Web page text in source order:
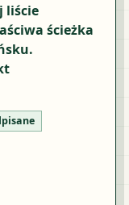
liście
ścieżka